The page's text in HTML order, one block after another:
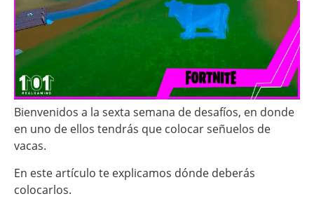
Bienvenidos a la sexta semana de desafíos, en donde
en uno de ellos tendrás que colocar señuelos de
vacas.
En este artículo te explicamos dónde deberás
colocarlos.